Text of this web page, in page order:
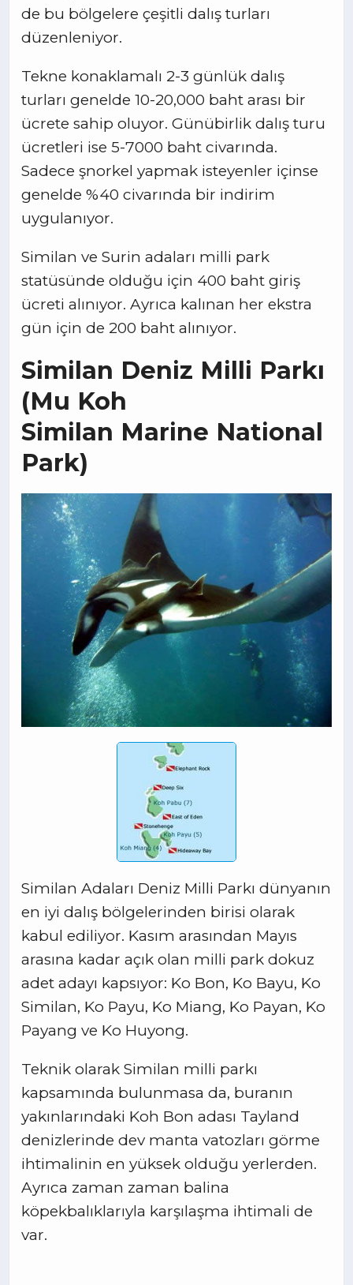
de bu bölgelere çeşitli dalış turları
düzenleniyor.
Tekne konaklamalı 2-3 günlük dalış
turları genelde 10-20,000 baht arası bir
ücrete sahip oluyor. Günübirlik dalış turu
ücretleri ise 5-7000 baht civarında.
Sadece şnorkel yapmak isteyenler içinse
genelde %40 civarında bir indirim
uygulanıyor.
Similan ve Surin adaları milli park
statüsünde olduğu için 400 baht giriş
ücreti alınıyor. Ayrıca kalınan her ekstra
gün için de 200 baht alınıyor.
Similan Deniz Milli Parkı
(Mu Koh
Similan Marine National
Park)
Similan Adaları Deniz Milli Parkı dünyanın
en iyi dalış bölgelerinden birisi olarak
kabul ediliyor. Kasım arasından Mayıs
arasına kadar açık olan milli park dokuz
adet adayı kapsıyor: Ko Bon, Ko Bayu, Ko
Similan, Ko Payu, Ko Miang, Ko Payan, Ko
Payang ve Ko Huyong.
Teknik olarak Similan milli parkı
kapsamında bulunmasa da, buranın
yakınlarındaki Koh Bon adası Tayland
denizlerinde dev manta vatozları görme
ihtimalinin en yüksek olduğu yerlerden.
Ayrıca zaman zaman balina
köpekbalıklarıyla karşılaşma ihtimali de
var.